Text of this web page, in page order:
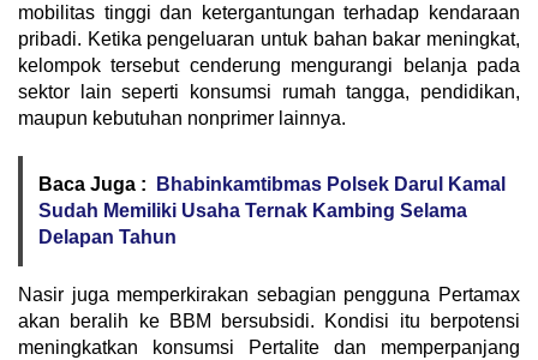
mobilitas tinggi dan ketergantungan terhadap kendaraan
pribadi. Ketika pengeluaran untuk bahan bakar meningkat,
kelompok tersebut cenderung mengurangi belanja pada
sektor lain seperti konsumsi rumah tangga, pendidikan,
maupun kebutuhan nonprimer lainnya.
Baca Juga :
Bhabinkamtibmas Polsek Darul Kamal
Sudah Memiliki Usaha Ternak Kambing Selama
Delapan Tahun
Nasir juga memperkirakan sebagian pengguna Pertamax
akan beralih ke BBM bersubsidi. Kondisi itu berpotensi
meningkatkan konsumsi Pertalite dan memperpanjang